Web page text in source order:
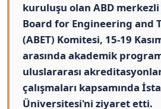
kuruluşu olan ABD
Board for Engineering and
(ABET) Komitesi, 15-19
arasında akademik
uluslararası
çalışmaları kapsamında
Üniversitesi'ni ziyaret etti.